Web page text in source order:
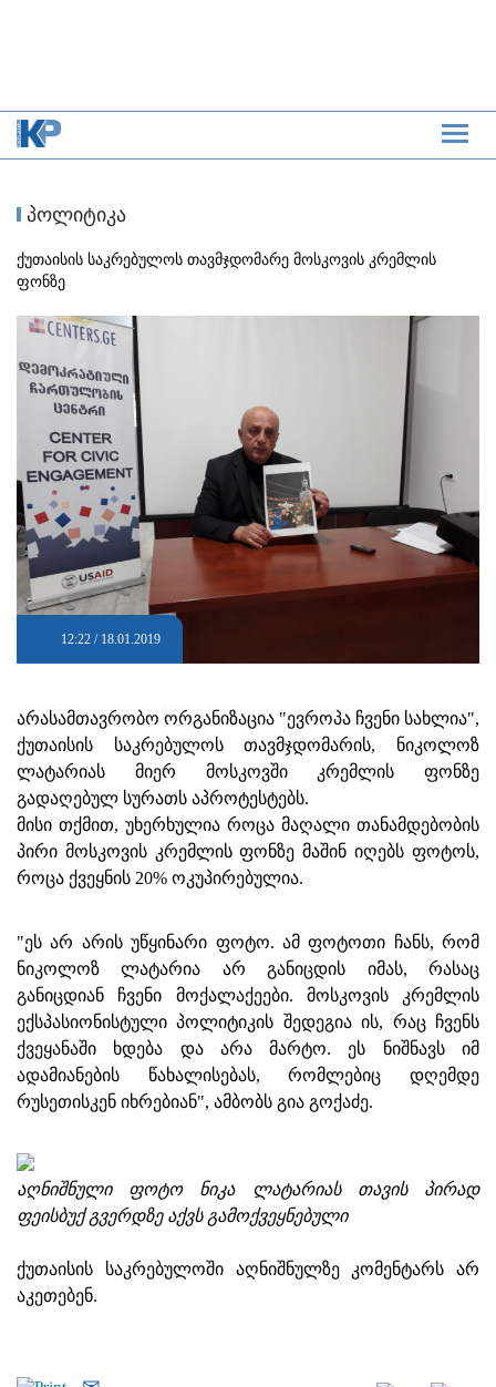
პოლიტიკა
ქუთაისის საკრებულოს თავმჯდომარე მოსკოვის კრემლის
ფონზე
12:22 / 18.01.2019
არასამთავრობო ორგანიზაცია "ევროპა ჩვენი სახლია",
ქუთაისის საკრებულოს თავმჯდომარის, ნიკოლოზ
ლატარიას მიერ მოსკოვში კრემლის ფონზე
გადაღებულ სურათს აპროტესტებს.
მისი თქმით, უხერხულია როცა მაღალი თანამდებობის
პირი მოსკოვის კრემლის ფონზე მაშინ იღებს ფოტოს,
როცა ქვეყნის 20% ოკუპირებულია.
"ეს არ არის უწყინარი ფოტო. ამ ფოტოთი ჩანს, რომ
ნიკოლოზ ლატარია არ განიცდის იმას, რასაც
განიცდიან ჩვენი მოქალაქეები. მოსკოვის კრემლის
ექსპასიონისტული პოლიტიკის შედეგია ის, რაც ჩვენს
ქვეყანაში ხდება და არა მარტო. ეს ნიშნავს იმ
ადამიანების წახალისებას, რომლებიც დღემდე
რუსეთისკენ იხრებიან", ამბობს გია გოქაძე.
აღნიშნული ფოტო ნიკა ლატარიას თავის პირად
ფეისბუქ გვერდზე აქვს გამოქვეყნებული
ქუთაისის საკრებულოში აღნიშნულზე კომენტარს არ
აკეთებენ.